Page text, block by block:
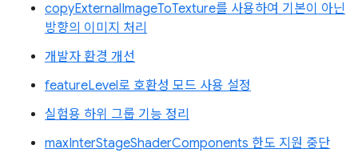
copyExternalImageToTexture를 사용하여 기본이 아닌
방향의 이미지 처리
개발자 환경 개선
featureLevel로 호환성 모드 사용 설정
실험용 하위 그룹 기능 정리
maxInterStageShaderComponents 한도 지원 중단